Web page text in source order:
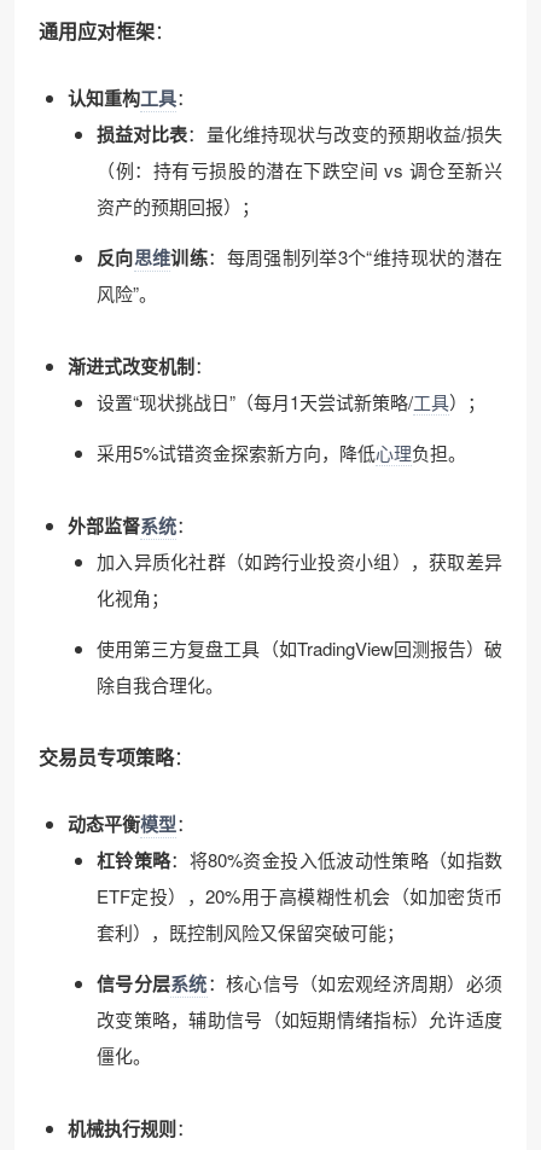
通用应对框架：
认知重构工具：
损益对比表：量化维持现状与改变的预期收益/损失
（例：持有亏损股的潜在下跌空间 vs 调仓至新兴
资产的预期回报）；
反向思维训练：每周强制列举3个“维持现状的潜在
风险”。
渐进式改变机制：
设置“现状挑战日”（每月1天尝试新策略/工具）；
采用5%试错资金探索新方向，降低心理负担。
外部监督系统：
加入异质化社群（如跨行业投资小组），获取差异
化视角；
使用第三方复盘工具（如TradingView回测报告）破
除自我合理化。
交易员专项策略：
动态平衡模型：
杠铃策略：将80%资金投入低波动性策略（如指数
ETF定投），20%用于高模糊性机会（如加密货币
套利），既控制风险又保留突破可能；
信号分层系统：核心信号（如宏观经济周期）必须
改变策略，辅助信号（如短期情绪指标）允许适度
僵化。
机械执行规则：